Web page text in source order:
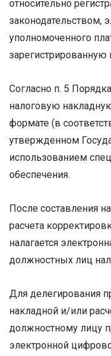
относительно
законодательством,
уполномоченного
Согласно п. 5
налоговую
формате (в
утвержденном
использованием
обеспечения.
После составления
расчета
налагается
должностных лиц
Для делегирования
накладной и/или
должностному лицу
электронной